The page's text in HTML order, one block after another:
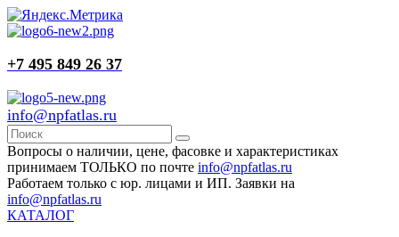
+7 495 849 26 37
info@npfatlas.ru
Вопросы о наличии, цене, фасовке и характеристиках
принимаем ТОЛЬКО по почте info@npfatlas.ru
Работаем только с юр. лицами и ИП. Заявки на
info@npfatlas.ru
КАТАЛОГ